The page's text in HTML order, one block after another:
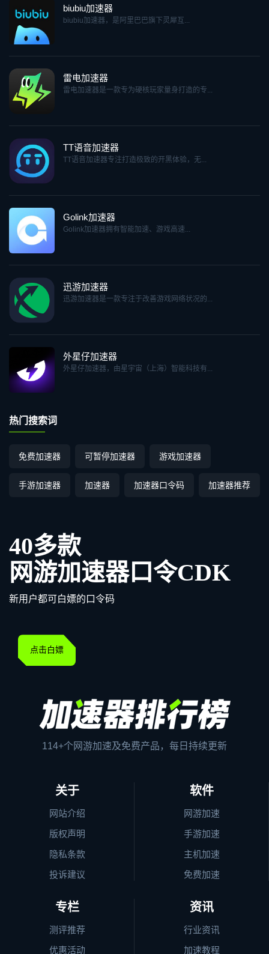
biubiu加速器
biubiu加速器，是阿里巴巴旗下灵犀互...
雷电加速器
雷电加速器是一款专为硬核玩家量身打造的专...
TT语音加速器
TT语音加速器专注打造极致的开黑体验，无...
Golink加速器
Golink加速器拥有智能加速、游戏高速...
迅游加速器
迅游加速器是一款专注于改善游戏网络状况的...
外星仔加速器
外星仔加速器，由星宇宙（上海）智能科技有...
热门搜索词
免费加速器 可暂停加速器 游戏加速器
手游加速器 加速器 加速器口令码 加速器推荐
40多款
网游加速器口令CDK
新用户都可白嫖的口令码
点击白嫖
114+个网游加速及免费产品，每日持续更新
关于
网站介绍
版权声明
隐私条款
投诉建议
软件
网游加速
手游加速
主机加速
免费加速
专栏
测评推荐
优惠活动
资讯
行业资讯
加速教程